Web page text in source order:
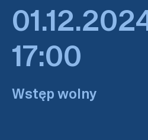
17:00
Wstęp wolny